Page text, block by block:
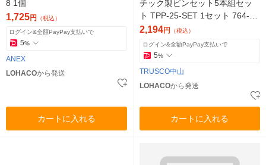
8 1個
1,725円 （税込）
ログイン&全額PayPay支払いで
5%
ANEX
LOHACOから発送
カートに入れる
チック製ピンセット5本組セッ
ト TPP-25-SET 1セット 764-77
51
2,194円 （税込）
ログイン&全額PayPay支払いで
5%
TRUSCO中山
LOHACOから発送
カートに入れる